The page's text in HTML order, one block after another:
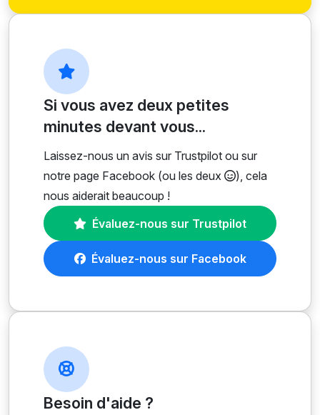
Si vous avez deux petites
minutes devant vous...
Laissez-nous un avis sur Trustpilot ou sur
notre page Facebook (ou les deux
), cela
nous aiderait beaucoup !
Évaluez-nous sur Trustpilot
Évaluez-nous sur Facebook
Besoin d'aide ?